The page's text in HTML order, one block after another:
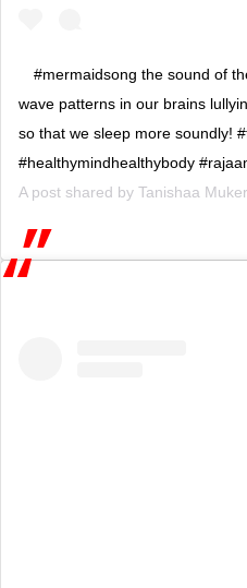
#mermaidsong the sound of
wave patterns in our brains
so that we sleep more soundly!
#healthymindhealthybody
A post shared by Tanishaa